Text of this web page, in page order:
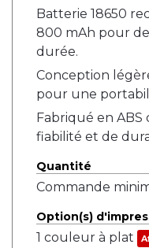
Batterie 18650
800 mAh pour
durée.
Conception
pour une
Fabriqué en
fiabilité et de
Quantité
Commande
Option(s)
1 couleur à plat